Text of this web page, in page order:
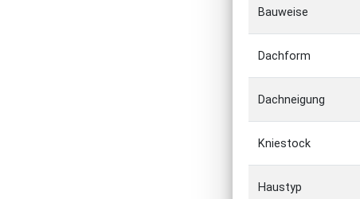
Bauweise
Dachform
Dachneigung
Kniestock
Haustyp